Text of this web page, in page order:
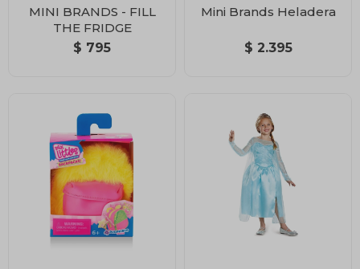
MINI BRANDS - FILL
THE FRIDGE
$ 795
Mini Brands Heladera
$ 2.395